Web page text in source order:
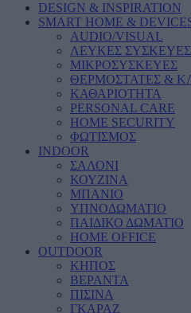
DESIGN & INSPIRATION
SMART HOME &
AUDIO/VISUAL
ΛΕΥΚΕΣ ΣΥΣΚΕΥΕΣ
ΜΙΚΡΟΣΥΣΚΕΥΕΣ
ΘΕΡΜΟΣΤΑΤΕΣ &
ΚΑΘΑΡΙΟΤΗΤΑ
PERSONAL CARE
HOME SECURITY
ΦΩΤΙΣΜΟΣ
INDOOR
ΣΑΛΟΝΙ
ΚΟΥΖΙΝΑ
ΜΠΑΝΙΟ
ΥΠΝΟΔΩΜΑΤΙΟ
ΠΑΙΔΙΚΟ ΔΩΜΑΤΙΟ
HOME OFFICE
OUTDOOR
ΚΗΠΟΣ
ΒΕΡΑΝΤΑ
ΠΙΣΙΝΑ
ΓΚΑΡΑΖ